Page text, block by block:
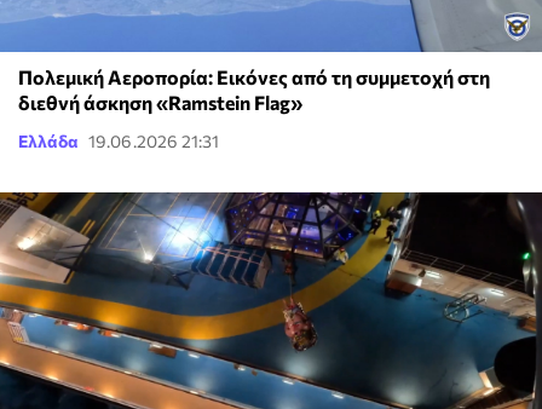
Πολεμική Αεροπορία: Εικόνες από τη συμμετοχή στη
διεθνή άσκηση «Ramstein Flag»
Ελλάδα 19.06.2026 21:31